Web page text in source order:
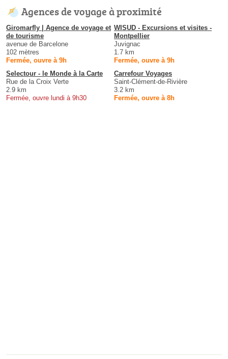
Agences de voyage à proximité
Giromarfly | Agence de voyage et
de tourisme
avenue de Barcelone
102 mètres
Fermée, ouvre à 9h
WISUD - Excursions et visites -
Montpellier
Juvignac
1.7 km
Fermée, ouvre à 9h
Selectour - le Monde à la Carte
Rue de la Croix Verte
2.9 km
Fermée, ouvre lundi à 9h30
Carrefour Voyages
Saint-Clément-de-Rivière
3.2 km
Fermée, ouvre à 8h